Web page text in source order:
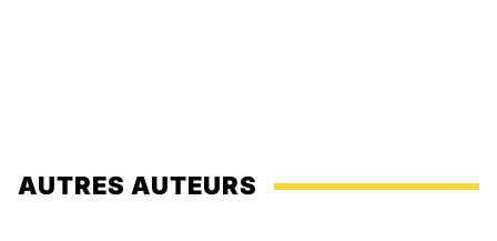
AUTRES AUTEURS